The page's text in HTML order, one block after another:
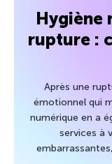
Hygiène
rupture :
Après une
émotionnel qui
numérique en a
services à